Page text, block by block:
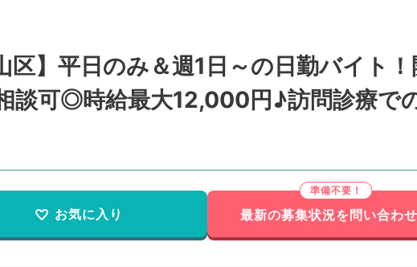
区】平日のみ＆週1日～の日勤バイト
談可◎時給最大12,000円♪訪問診療で
お気に入り 最新の募集状況を問い合わ